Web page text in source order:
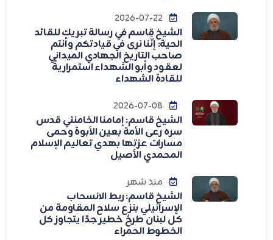
الشيخ قاسم في رسالة تبريك للقائد
الحية: إنَّنا نرى في قيادتكم وأنتم
صاحب التاريخ الجهادي الميداني
لعقود وأبو الشهداء استمراريةً
للقادة الشهداء
الشيخ قاسم: إمامنا الخامنئي قدس
سره رعى الأمة بعين الأبوة وحمى
مسارات عزتها بهدي تعاليم الإسلام
المحمدي الأصيل
منذ شهر
الشيخ قاسم: ربط الانسحاب
الإسرائيلي بنزع سلاح المقاومة من
كل لبنان طرحٌ خطير جدًا يتجاوز كل
الخطوط الحمراء